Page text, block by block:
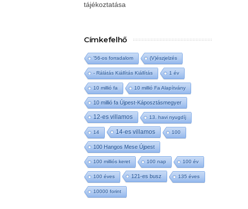
tájékoztatása
Címkefelhő
'56-os forradalom (V)észjelzés
- Rálátás Kiállítás Kiállítás 1 év
10 millió fa 10 millió Fa Alapítvány
10 millió fa Újpest-Káposztásmegyer
12-es villamos 13. havi nyugdíj
14 14-es villamos 100
100 Hangos Mese Újpest
100 milliós keret 100 nap 100 év
100 éves 121-es busz 135 éves
10000 forint